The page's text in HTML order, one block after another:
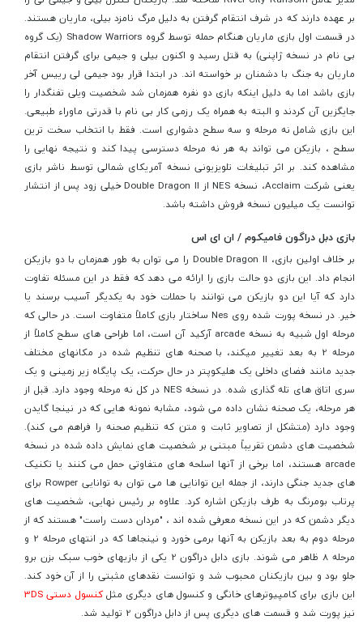
بر عهده دارند که در شرف انتقام گرفتن به دلیل مرگ نامزد بیلی، ماریان هستند.
در قسمت اول بازی ماریان هنگام حمله توسط گروه Shadow Warriors (یک گروه
بی نام در نسخه ژاپنی) به قتل رسید و اکنون بیلی و جیمی برای گرفتن انتقام
ماریان به جنگ با دشمنان بر خواسته اند. در ابتدا قرار بود جیمی لی رییس آخر
بازی باشد اما به دلیل اینکه بازی دو نفره همزمان شد شخصیت ویلی تفنگدار را
جایگزین آن کردند و البته به همراه یک رزمی کار بی نام با قدرتی ماوراء طبیعی.
این بازی شامل نه مرحله و سه سطح دشواری است. فقط با انتخاب سخت ترین
سطح ، بازیکن می تواند به هر نه مرحله دسترسی پیدا کند و نتیجه نهایی را
مشاهده کند. بر اثر تبلیغات تلویزیونی نسخه آمریکای شمالی توسط ناشر بازی
یعنی شرکت Acclaim، نسخه NES از Double Dragon II خیلی زود پس از انتشار
توانست یک میلیون نسخه فروش داشته باشد.
بازی دبل دراگون فامیکوم / ان ای اس
بر خلاف اولین بازی، Double Dragon II را می توان به طور همزمان با دو بازیکن
انجام داد. این بازی دو حالت بازی را ارائه می دهد که فقط در این مسئله تفاوت
دارد که آیا این دو بازیکن می توانند با حملات خود به یکدیگر آسیب برسند یا
خیر. در نسخه پورت شده روی Nes ساختار بازی کاملاً متفاوت است. در حالی که
مرحله اول شبیه به نسخه arcade آرکید آن است، اما طراحی های سطح کاملاً از
مرحله 2 به بعد تغییر میکند، با صحنه های تنظیم شده در مکانهای مختلف
جدید مانند فضای داخلی یک هلیکوپتر در حال حرکت، یک پایگاه زیر زمینی و یک
سری اتاق های تله گذاری شده. در نسخه NES در کل نه مرحله وجود دارد. قبل از
هر مرحله، یک صحنه نشان داده می شود، مشابه نمونه هایی که در نینجا گایدن
وجود دارد (متشکل از تصاویر ثابت و متن که تنظیم صحنه را فراهم می کند).
شخصیت های دشمن تقریباً مبتنی بر شخصیت های نمایش داده شده در نسخه
arcade هستند، اما برخی از آنها اسلحه های متفاوتی حمل می کنند یا تکنیک
های جدید جنگی دارند، از جمله این توانایی ها می توان به توانایی Rowper برای
پرتاب بومرنگ به طرف بازیکن اشاره کرد. علاوه بر رئیس نهایی، شخصیت های
دیگر دشمن که در این نسخه معرفی شده اند ، "مردان دست راست" هستند که از
مرحله دوم به بعد بازیکن به آنها برمی خورد و نینجاها که در انتهای مرحله 2 و
مرحله 8 ظاهر می شوند. بازی دابل دراگون 2 یکی از بازیهای خوب سبک بزن برو
جلو بود و بین بازیکنان محبوب شد و توانست نقدهای مثبتی را از آن خود کند.
این بازی برای کامپیوترهای خانگی و کنسول های دیگری مثلکنسول دستی 3DS
نیز پورت شد و قسمت های دیگری پس از دابل دراگون 2 تولید شد.